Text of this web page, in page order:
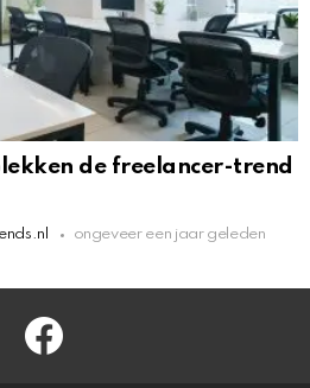
de freelancer-trend
ongeveer een jaar geleden
facebook